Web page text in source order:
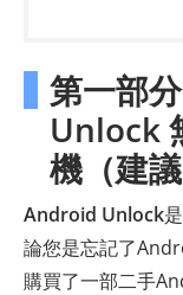
第一部
Unlock
機（建議
Android Unlock
論您是忘記了
購買了一部二手